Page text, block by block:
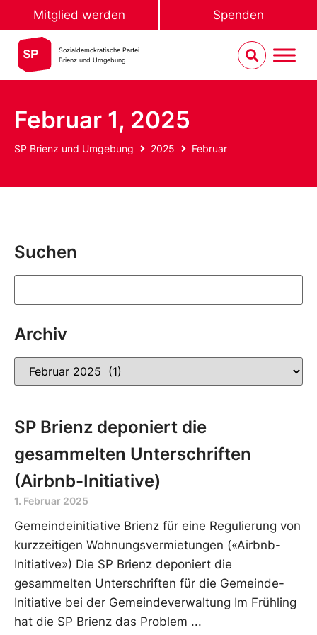
Mitglied werden Spenden
Sozialdemokratische Partei
Brienz und Umgebung
Februar 1, 2025
SP Brienz und Umgebung 2025 Februar
Suchen
Archiv
SP Brienz deponiert die
gesammelten Unterschriften
(Airbnb-Initiative)
1. Februar 2025
Gemeindeinitiative Brienz für eine Regulierung von
kurzzeitigen Wohnungsvermietungen («Airbnb-
Initiative») Die SP Brienz deponiert die
gesammelten Unterschriften für die Gemeinde-
Initiative bei der Gemeindeverwaltung Im Frühling
hat die SP Brienz das Problem